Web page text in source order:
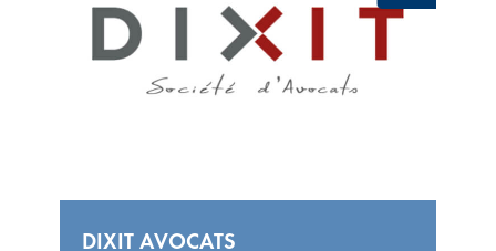
DIXIT AVOCATS